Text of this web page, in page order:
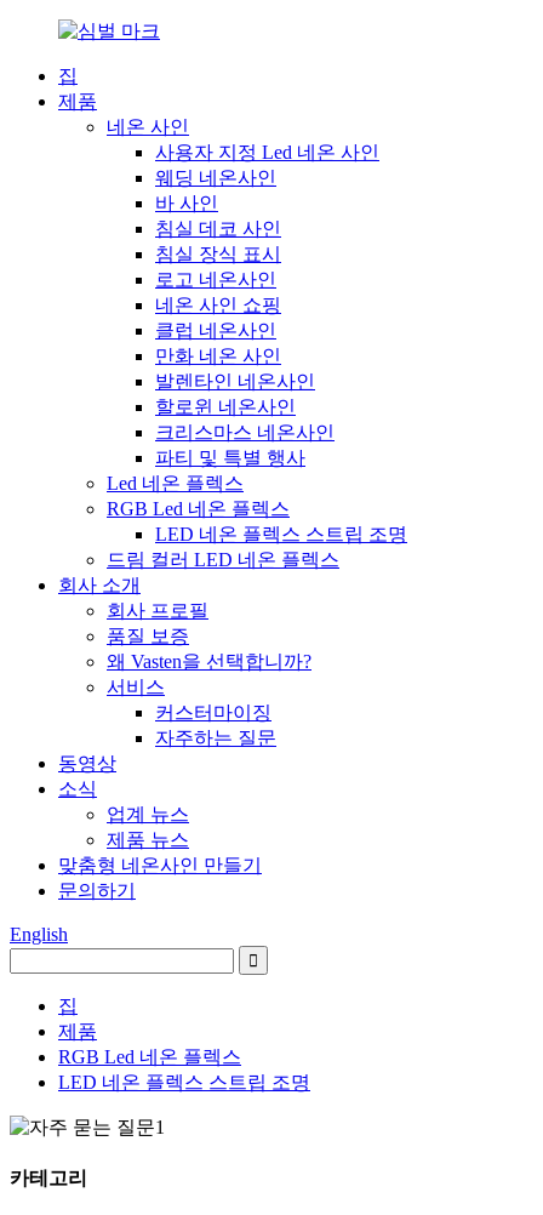
집
제품
네온 사인
사용자 지정 Led 네온 사인
웨딩 네온사인
바 사인
침실 데코 사인
침실 장식 표시
로고 네온사인
네온 사인 쇼핑
클럽 네온사인
만화 네온 사인
발렌타인 네온사인
할로윈 네온사인
크리스마스 네온사인
파티 및 특별 행사
Led 네온 플렉스
RGB Led 네온 플렉스
LED 네온 플렉스 스트립 조명
드림 컬러 LED 네온 플렉스
회사 소개
회사 프로필
품질 보증
왜 Vasten을 선택합니까?
서비스
커스터마이징
자주하는 질문
동영상
소식
업계 뉴스
제품 뉴스
맞춤형 네온사인 만들기
문의하기
English
집
제품
RGB Led 네온 플렉스
LED 네온 플렉스 스트립 조명
카테고리